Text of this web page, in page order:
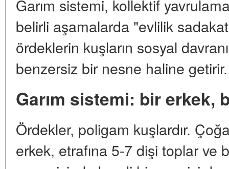
Garım sistemi, kollektif
belirli aşamalarda "evlilik
ördeklerin kuşların sosyal
benzersiz bir nesne haline getirir.
Garım sistemi: bir erkek,
Ördekler, poligam kuşlardır.
erkek, etrafına 5-7 dişi toplar ve